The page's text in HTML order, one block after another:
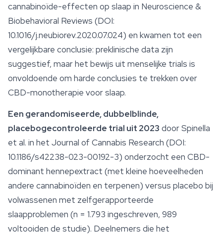
cannabinoïde-effecten op slaap in Neuroscience &
Biobehavioral Reviews (DOI:
10.1016/j.neubiorev.2020.07.024) en kwamen tot een
vergelijkbare conclusie: preklinische data zijn
suggestief, maar het bewijs uit menselijke trials is
onvoldoende om harde conclusies te trekken over
CBD-monotherapie voor slaap.
Een gerandomiseerde, dubbelblinde,
placebogecontroleerde trial uit 2023 door Spinella
et al. in het Journal of Cannabis Research (DOI:
10.1186/s42238-023-00192-3) onderzocht een CBD-
dominant hennepextract (met kleine hoeveelheden
andere cannabinoïden en terpenen) versus placebo bij
volwassenen met zelfgerapporteerde
slaapproblemen (n = 1.793 ingeschreven, 989
voltooiden de studie). Deelnemers die het